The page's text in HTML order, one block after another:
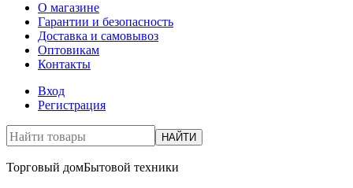
О магазине
Гарантии и безопасность
Доставка и самовывоз
Оптовикам
Контакты
Вход
Регистрация
НАЙТИ
Торговый домБытовой техники